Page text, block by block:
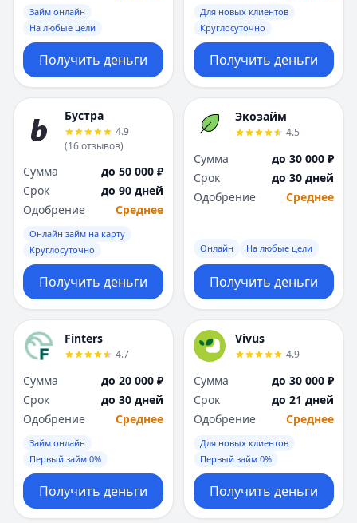
Займ онлайн
На любые цели
Получить деньги
Для новых клиентов
Круглосуточно
Получить деньги
Бустра
4.9
(16отзывов)
Сумма
до 50 000 ₽
Срок
до 90 дней
Одобрение
Среднее
Онлайн займ на карту
Круглосуточно
Получить деньги
Экозайм
4.5
Сумма
до 30 000 ₽
Срок
до 30 дней
Одобрение
Среднее
Онлайн На любые цели
Получить деньги
Finters
4.7
Сумма
до 20 000 ₽
Срок
до 30 дней
Одобрение
Среднее
Займ онлайн
Первый займ 0%
Получить деньги
Vivus
4.9
Сумма
до 30 000 ₽
Срок
до 21 дней
Одобрение
Среднее
Для новых клиентов
Первый займ 0%
Получить деньги